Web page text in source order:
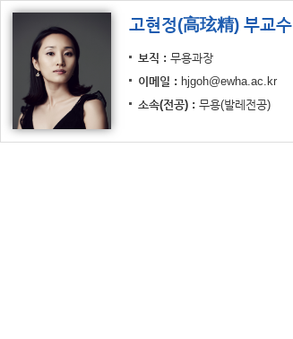
고현정(高玹精) 부교수
보직 무용과장
이메일
hjgoh@ewha.ac.kr
소속(전공)
무용(발레전공)